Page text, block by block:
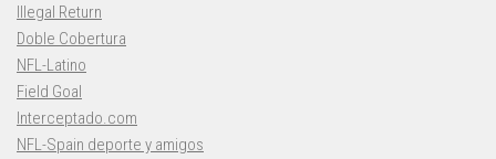
Illegal Return
Doble Cobertura
NFL-Latino
Field Goal
Interceptado.com
NFL-Spain deporte y amigos